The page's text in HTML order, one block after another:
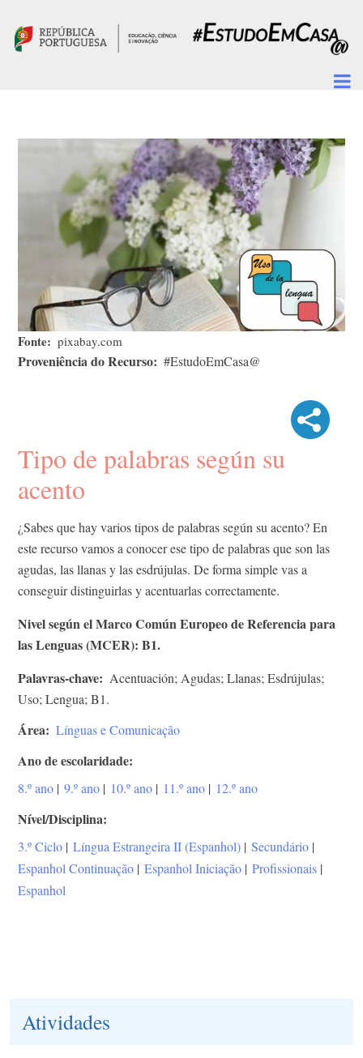
Fonte pixabay.com
Proveniência do Recurso #EstudoEmCasa@
Tipo de palabras según su
acento
¿Sabes que hay varios tipos de palabras según su acento? En
este recurso vamos a conocer ese tipo de palabras que son las
agudas, las llanas y las esdrújulas. De forma simple vas a
conseguir distinguirlas y acentuarlas correctamente.
Nivel según el Marco Común Europeo de Referencia para
las Lenguas (MCER): B1.
Palavras-chave
Acentuación; Agudas; Llanas; Esdrújulas;
Uso; Lengua; B1.
Área Línguas e Comunicação
Ano de escolaridade
8.º ano | 9.º ano | 10.º ano | 11.º ano | 12.º ano
Nível/Disciplina
3.º Ciclo | Língua Estrangeira II (Espanhol) | Secundário |
Espanhol Continuação | Espanhol Iniciação | Profissionais |
Espanhol
Atividades